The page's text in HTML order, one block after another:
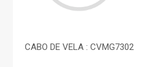
CABO DE VELA : CVMG7302